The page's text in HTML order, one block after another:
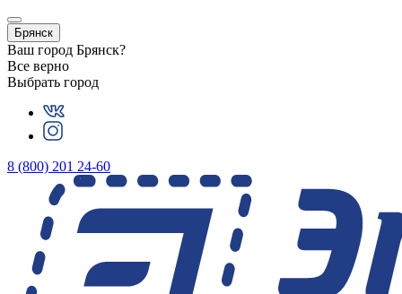
Брянск
Ваш город Брянск?
Все верно
Выбрать город
8 (800) 201 24-60